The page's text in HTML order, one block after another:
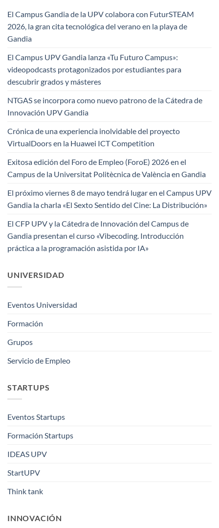
El Campus Gandia de la UPV colabora con FuturSTEAM
2026, la gran cita tecnológica del verano en la playa de
Gandia
El Campus UPV Gandia lanza «Tu Futuro Campus»:
videopodcasts protagonizados por estudiantes para
descubrir grados y másteres
NTGAS se incorpora como nuevo patrono de la Cátedra de
Innovación UPV Gandia
Crónica de una experiencia inolvidable del proyecto
VirtualDoors en la Huawei ICT Competition
Exitosa edición del Foro de Empleo (ForoE) 2026 en el
Campus de la Universitat Politècnica de València en Gandia
El próximo viernes 8 de mayo tendrá lugar en el Campus UPV
Gandia la charla «El Sexto Sentido del Cine: La Distribución»
El CFP UPV y la Cátedra de Innovación del Campus de
Gandia presentan el curso «Vibecoding. Introducción
práctica a la programación asistida por IA»
UNIVERSIDAD
Eventos Universidad
Formación
Grupos
Servicio de Empleo
STARTUPS
Eventos Startups
Formación Startups
IDEAS UPV
StartUPV
Think tank
INNOVACIÓN